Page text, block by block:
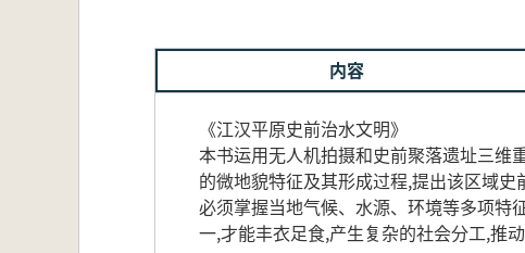
内容
《江汉平原史前治水文明》
本书运用无人机拍摄和史前聚落遗址三维
的微地貌特征及其形成过程,提出该区域
必须掌握当地气候、水源、环境等多项特
一,才能丰衣足食,产生复杂的社会分工,推